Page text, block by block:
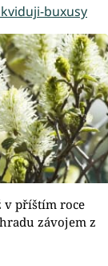
buxusy
v příštím roce
závojem z